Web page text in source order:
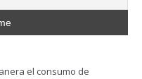
el consumo de